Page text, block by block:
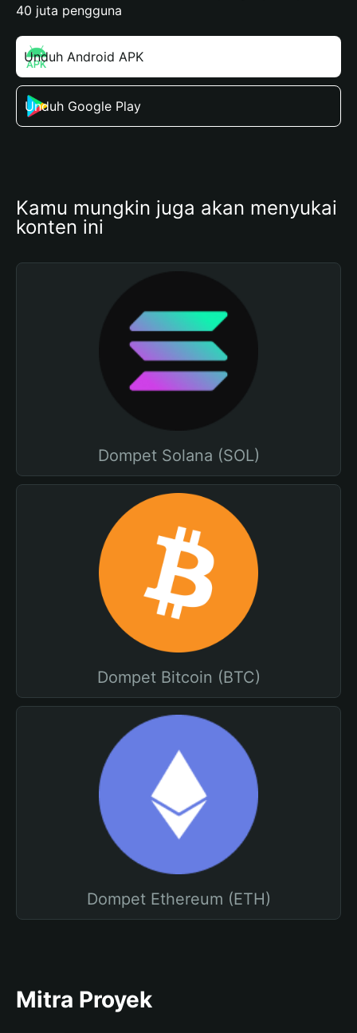
40 juta pengguna
Unduh Android APK
Unduh Google Play
Kamu mungkin juga akan menyukai
konten ini
Dompet Solana (SOL)
Dompet Bitcoin (BTC)
Dompet Ethereum (ETH)
Mitra Proyek